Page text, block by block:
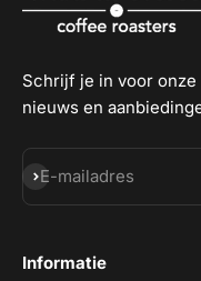
Schrijf je in voor
nieuws en
E-mailadres
Abonneren
Informatie